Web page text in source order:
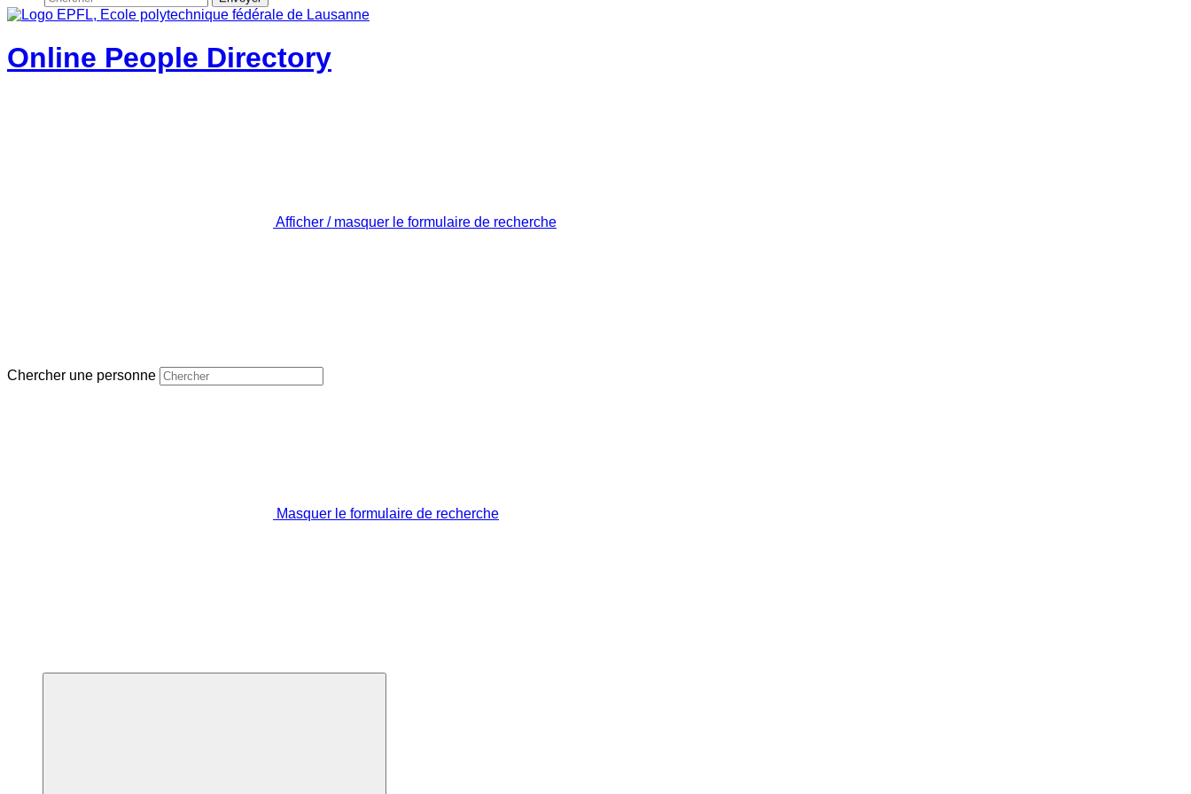
Online People Directory
Afficher / masquer le formulaire de recherche
Chercher une personne
Masquer le formulaire de recherche